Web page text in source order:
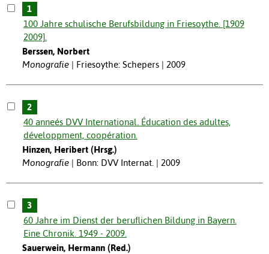
1
100 Jahre schulische Berufsbildung in Friesoythe. [1909
2009].
Berssen, Norbert
Monografie
Friesoythe: Schepers | 2009
2
40 anneés DVV International. Éducation des adultes,
développment, coopération.
Hinzen, Heribert (Hrsg.)
Monografie
Bonn: DVV Internat. | 2009
3
60 Jahre im Dienst der beruflichen Bildung in Bayern.
Eine Chronik. 1949 - 2009.
Sauerwein, Hermann (Red.)